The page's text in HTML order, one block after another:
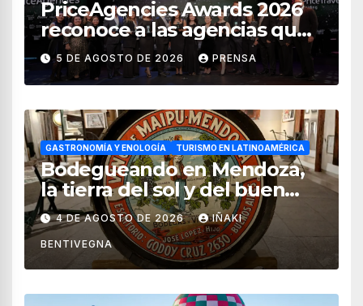
PriceAgencies Awards 2026
reconoce a las agencias que
impulsan el crecimiento del
turismo en México
5 DE AGOSTO DE 2026 PRENSA
GASTRONOMÍA Y ENOLOGÍA TURISMO EN LATINOAMÉRICA
Bodegueando en Mendoza,
la tierra del sol y del buen
vino
4 DE AGOSTO DE 2026 IÑAKI
BENTIVEGNA